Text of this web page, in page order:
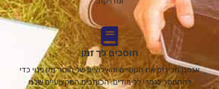
חוסכים לך זמן
אנחנו מכירים את הקשיים והאילוצים של חוסר זמן פנוי כדי
להתמסר לגמרי ללימודים. הכותבים המקצועיים שלנו